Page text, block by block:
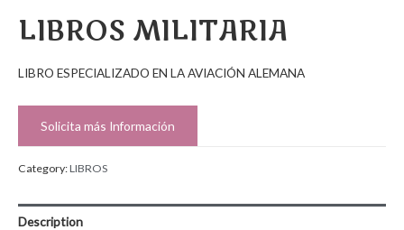
LIBROS MILITARIA
LIBRO ESPECIALIZADO EN LA AVIACIÓN ALEMANA
Solicita más Información
Category:LIBROS
Description